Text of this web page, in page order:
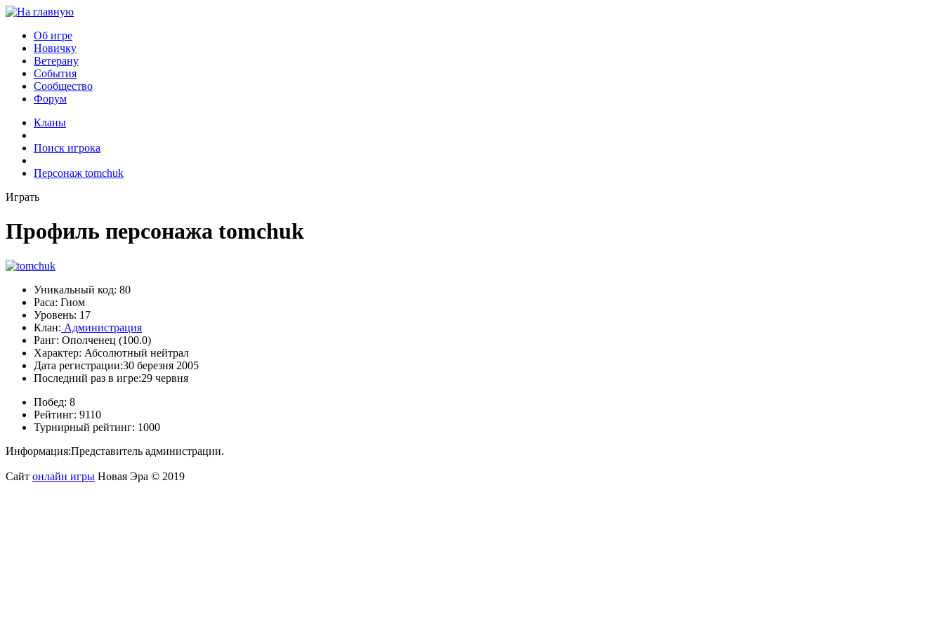
Об игре
Новичку
Ветерану
События
Сообщество
Форум
Кланы
Поиск игрока
Персонаж tomchuk
Играть
Профиль персонажа tomchuk
Уникальный код: 80
Раса: Гном
Уровень: 17
Клан: Администрация
Ранг: Ополченец (100.0)
Характер: Абсолютный нейтрал
Дата регистрации:30 березня 2005
Последний раз в игре:29 червня
Побед: 8
Рейтинг: 9110
Турнирный рейтинг: 1000
Информация:Представитель администрации.
Сайт онлайн игры Новая Эра © 2019